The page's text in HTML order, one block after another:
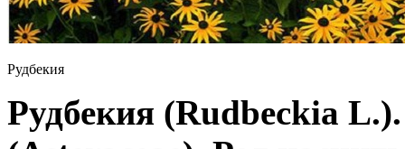
Рудбекия
Рудбекия (Rudbeckia